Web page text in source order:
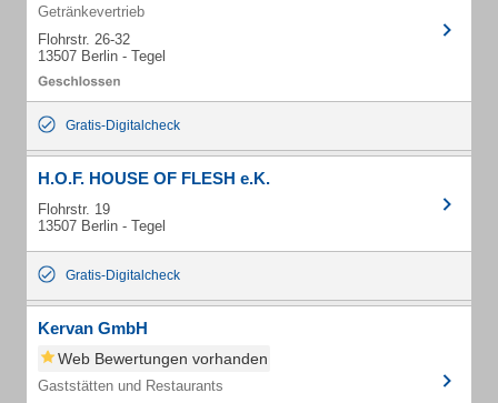
Getränkevertrieb
Flohrstr. 26-32
13507 Berlin - Tegel
Gratis-Digitalcheck
H.O.F. HOUSE OF FLESH e.K.
Flohrstr. 19
13507 Berlin - Tegel
Gratis-Digitalcheck
Kervan GmbH
Web Bewertungen vorhanden
Gaststätten und Restaurants